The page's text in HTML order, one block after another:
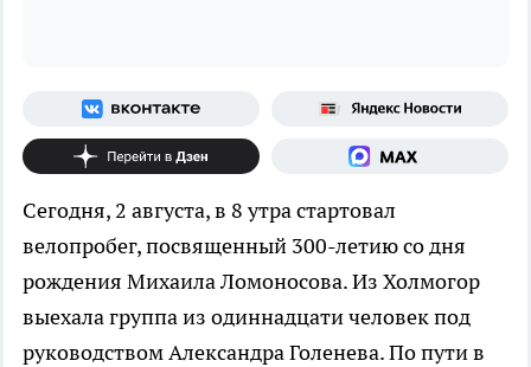
Сегодня, 2 августа, в 8 утра стартовал
велопробег, посвященный 300-летию со дня
рождения Михаила Ломоносова. Из Холмогор
выехала группа из одиннадцати человек под
руководством Александра Голенева. По пути в